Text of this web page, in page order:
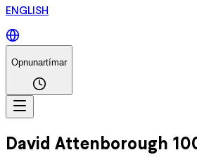
ENGLISH
Opnunartímar
David Attenborough